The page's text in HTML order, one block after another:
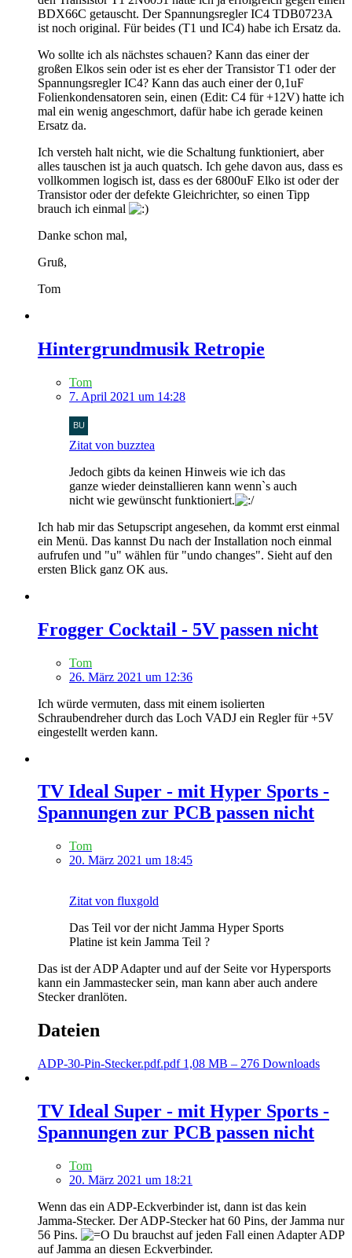
BDX66C getauscht. Der Spannungsregler IC4 TDB0723A
ist noch original. Für beides (T1 und IC4) habe ich Ersatz da.
Wo sollte ich als nächstes schauen? Kann das einer der
großen Elkos sein oder ist es eher der Transistor T1 oder der
Spannungsregler IC4? Kann das auch einer der 0,1uF
Folienkondensatoren sein, einen (Edit: C4 für +12V) hatte ich
mal ein wenig angeschmort, dafür habe ich gerade keinen
Ersatz da.
Ich versteh halt nicht, wie die Schaltung funktioniert, aber
alles tauschen ist ja auch quatsch. Ich gehe davon aus, dass es
vollkommen logisch ist, dass es der 6800uF Elko ist oder der
Transistor oder der defekte Gleichrichter, so einen Tipp
brauch ich einmal
Danke schon mal,
Gruß,
Tom
Hintergrundmusik Retropie
Tom
7. April 2021 um 14:28
Zitat von buzztea
Jedoch gibts da keinen Hinweis wie ich das
ganze wieder deinstallieren kann wenn`s auch
nicht wie gewünscht funktioniert.
Ich hab mir das Setupscript angesehen, da kommt erst einmal
ein Menü. Das kannst Du nach der Installation noch einmal
aufrufen und "u" wählen für "undo changes". Sieht auf den
ersten Blick ganz OK aus.
Frogger Cocktail - 5V passen nicht
Tom
26. März 2021 um 12:36
Ich würde vermuten, dass mit einem isolierten
Schraubendreher durch das Loch VADJ ein Regler für +5V
eingestellt werden kann.
TV Ideal Super - mit Hyper Sports -
Spannungen zur PCB passen nicht
Tom
20. März 2021 um 18:45
Zitat von fluxgold
Das Teil vor der nicht Jamma Hyper Sports
Platine ist kein Jamma Teil ?
Das ist der ADP Adapter und auf der Seite vor Hypersports
kann ein Jammastecker sein, man kann aber auch andere
Stecker dranlöten.
Dateien
ADP-30-Pin-Stecker.pdf.pdf 1,08 MB – 276 Downloads
TV Ideal Super - mit Hyper Sports -
Spannungen zur PCB passen nicht
Tom
20. März 2021 um 18:21
Wenn das ein ADP-Eckverbinder ist, dann ist das kein
Jamma-Stecker. Der ADP-Stecker hat 60 Pins, der Jamma nur
56 Pins.
Du brauchst auf jeden Fall einen Adapter ADP
auf Jamma an diesen Eckverbinder.